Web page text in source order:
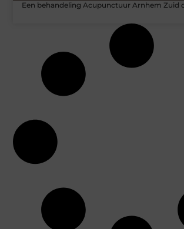
Een behandeling Acupunctuur Arnhem Zuid